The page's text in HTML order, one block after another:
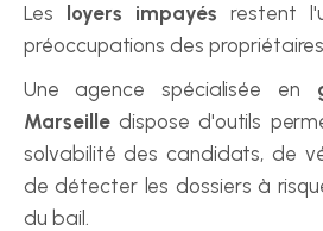
Les loyers impayés restent
préoccupations des
Une agence spécialisée en
Marseille dispose d'outils
solvabilité des candidats, de
de détecter les dossiers à
du bail.